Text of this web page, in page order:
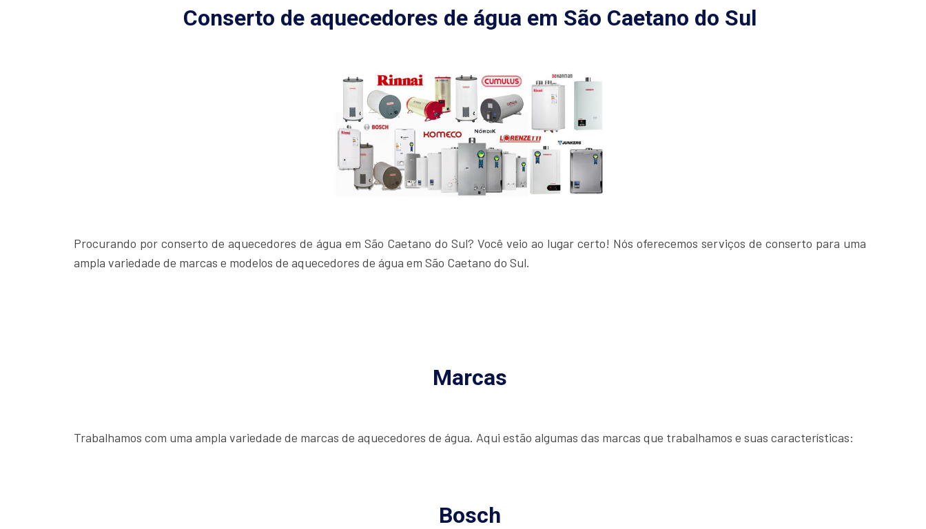
Conserto de aquecedores de água em São Caetano do Sul
Procurando por conserto de aquecedores de água em São Caetano do Sul? Você veio ao lugar certo! Nós oferecemos serviços de conserto para uma
ampla variedade de marcas e modelos de aquecedores de água em São Caetano do Sul.
Marcas
Trabalhamos com uma ampla variedade de marcas de aquecedores de água. Aqui estão algumas das marcas que trabalhamos e suas características:
Bosch